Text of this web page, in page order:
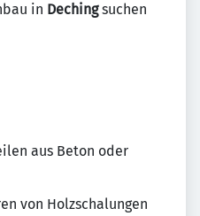
in Dechingsuchen
aus Beton oder
von Holzschalungen